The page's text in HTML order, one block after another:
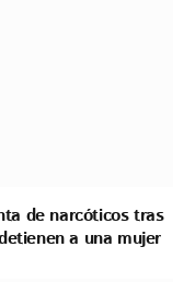
de narcóticos tras
a una mujer